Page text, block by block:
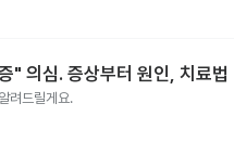
" 의심. 증상부터 원인, 치료법
려드릴게요.